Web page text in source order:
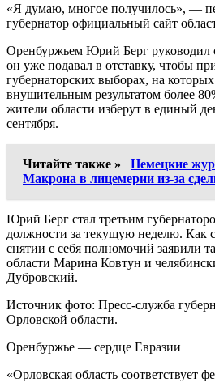
«Я думаю, многое получилось», —
губернатор официальный сайт
Оренбуржьем Юрий Берг руководил
он уже подавал в отставку, чтобы
губернаторских выборах, на
внушительным результатом более
жители области изберут в единый
сентября.
Читайте также »
Немецкие
Макрона в лицемерии из-за
Юрий Берг стал третьим
должности за текущую неделю. Как
снятии с себя полномочий заявили
области Марина Ковтун и
Дубровский.
Источник фото: Пресс-служба
Орловской области.
Оренбуржье — сердце Евразии
«Орловская область соответствует